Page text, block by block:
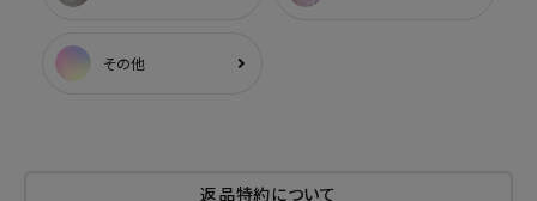
その他
返品特約について